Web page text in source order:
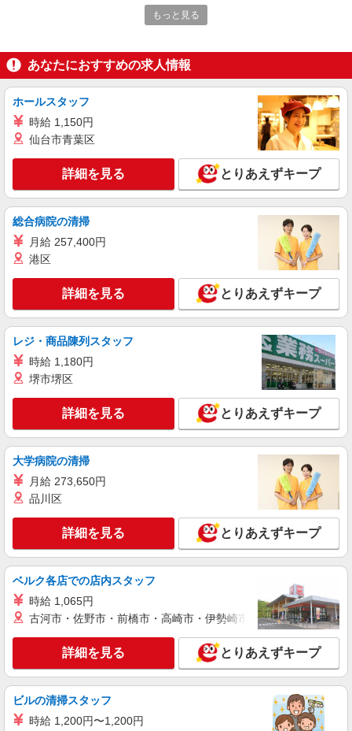
介護スタッフ
【実務者研修】 月給：241,500円 年収例：330
318万円〜 ※職務手当、（東京都）居住支援特別
手当、働きがい向上手当、日祝手当（月平均2回
す。 ※居住支援特別手当は勤続5年目までの方は
さらに1万円支給（再入社は除く） ◎賞与：基本
給2.08ヶ月分/年支給 ◎残業時は別途時間外手当支
東京都豊島区東池袋5丁目44-15 東信東池袋ビ
ル4階
キープ 詳細を見る
正社員
SOMPOケア 豊島 訪問介護/3068ca1
介護スタッフ
【介護福祉士】 月給：272,300円 年収例：370
当、（東京都）居住支援特別手当、働きがい向上
手当、日祝手当（月平均2回分）等、毎月平均的に
支払われる手当を含みます。 ※居住支援特別手当
は勤続5年目までの方はさらに1万円支給（再入社
は除く） ◎賞与：基本給2.08ヶ月分/年支給 ◎残
業時は別途時間外手当支給（超過1分〜）
東京都豊島区東池袋5丁目44-15 東信東池袋ビ
ル4階
詳細を見る
職業紹介
株式会社kotrio /●SW-S-2110254
椎名町駅≫無資格OK！介護の資格が無料で取
【正社員】月給240,000〜400,000円 ・基本
給：200,000円〜220,000円 ・資格手当：10,000〜
30,000円 ・役職手当：10,000〜70,000円 ・処遇改
善手当：20,000〜60,000円（勤続年数、保有資格
により変動） ・固定残業手当：20,000円（10時
間） ※固定残業時間を超過する場合には超過勤務
認知症介護基礎研修 ・初任者研修 ・実務者研修
東京都豊島区
キープ 詳細を見る
アルバイト
日研トータルソーシング株式会社 メディカルケア事業部/新宿オフィ
ス
未経験・無資格OKの介護スタッフ
時給1,500円〜1,650円 ★週払いOK（規定あ
り） ※給与幅は経験・能力による
東京都豊島区 【最寄駅】東池袋四丁目駅 ★勤
務地は3000ヶ所以上★ 自宅から通いやすいエリア
など、お好きな勤務地をお選び下さい！！
詳細を見る
派遣社員
株式会社トラストグロース 新宿本社 第3営業部
もっと見る
あなたにおすすめの求人情報
ホールスタッフ
時給 1,150円
仙台市青葉区
詳細を見る とりあえずキープ
総合病院の清掃
月給 257,400円
港区
詳細を見る とりあえずキープ
レジ・商品陳列スタッフ
時給 1,180円
堺市堺区
詳細を見る とりあえずキープ
大学病院の清掃
月給 273,650円
品川区
詳細を見る とりあえずキープ
ベルク各店での店内スタッフ
時給 1,065円
古河市・佐野市・前橋市・高崎市・伊勢崎市・太田市・館林市
詳細を見る とりあえずキープ
ビルの清掃スタッフ
時給 1,200円〜1,200円